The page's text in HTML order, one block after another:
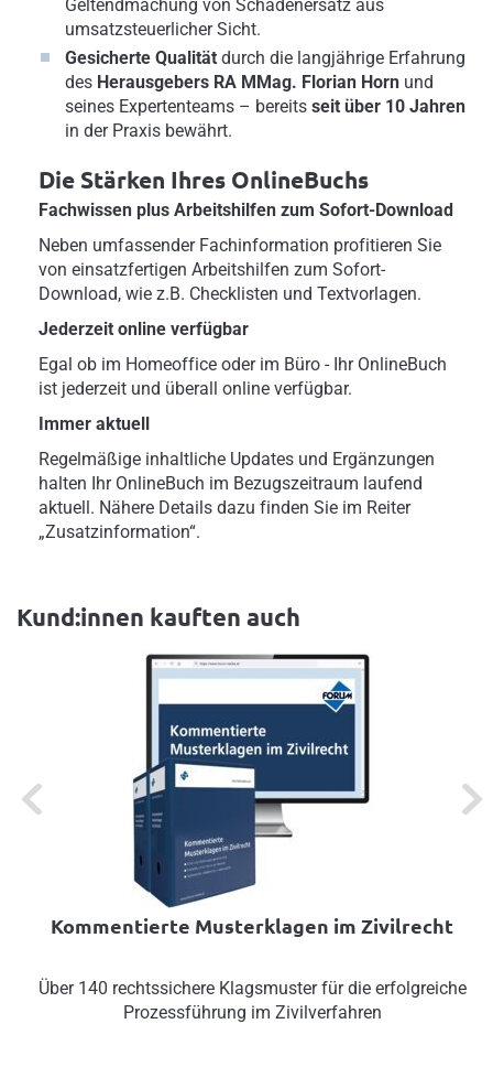
Geltendmachung von Schadenersatz aus
umsatzsteuerlicher Sicht.
Gesicherte Qualität durch die langjährige Erfahrung
des Herausgebers RA MMag. Florian Horn und
seines Expertenteams – bereits seit über 10 Jahren
in der Praxis bewährt.
Die Stärken Ihres OnlineBuchs
Fachwissen plus Arbeitshilfen zum Sofort-Download
Neben umfassender Fachinformation profitieren Sie
von einsatzfertigen Arbeitshilfen zum Sofort-
Download, wie z.B. Checklisten und Textvorlagen.
Jederzeit online verfügbar
Egal ob im Homeoffice oder im Büro - Ihr OnlineBuch
ist jederzeit und überall online verfügbar.
Immer aktuell
Regelmäßige inhaltliche Updates und Ergänzungen
halten Ihr OnlineBuch im Bezugszeitraum laufend
aktuell. Nähere Details dazu finden Sie im Reiter
„Zusatzinformation“.
Kund:innen kauften auch
Previous Next
Kommentierte Musterklagen im Zivilrecht
Über 140 rechtssichere Klagsmuster für die erfolgreiche
Prozessführung im Zivilverfahren